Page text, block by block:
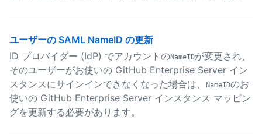
ユーザーの SAML NameID の更新
ID プロバイダー (IdP) でアカウントのNameIDが変更され、
そのユーザーがお使いの GitHub Enterprise Server イン
スタンスにサインインできなくなった場合は、
NameIDのお
使いの GitHub Enterprise Server インスタンス マッピン
グを更新する必要があります。